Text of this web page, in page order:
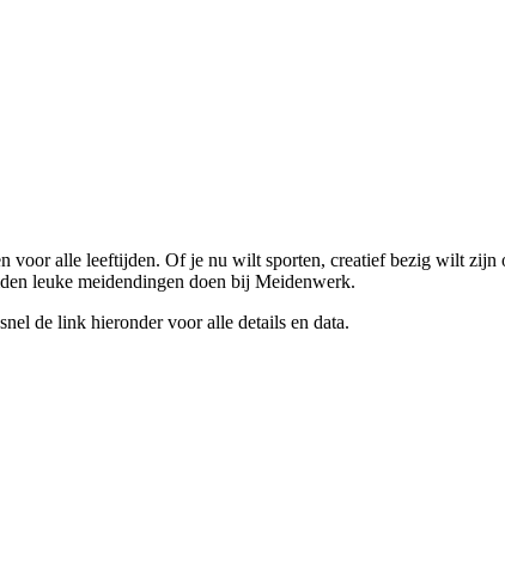
voor alle leeftijden. Of je nu wilt sporten, creatief bezig wilt
leuke meidendingen doen bij Meidenwerk.
de link hieronder voor alle details en data.